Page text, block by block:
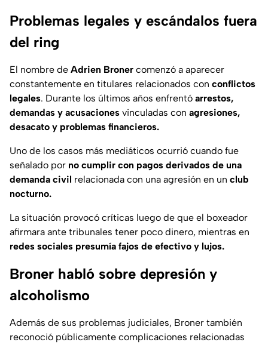
Problemas legales y escándalos fuera
del ring
El nombre de Adrien Broner comenzó a aparecer
constantemente en titulares relacionados con conflictos
legales. Durante los últimos años enfrentó arrestos,
demandas y acusaciones vinculadas con agresiones,
desacato y problemas financieros.
Uno de los casos más mediáticos ocurrió cuando fue
señalado por no cumplir con pagos derivados de una
demanda civil relacionada con una agresión en un club
nocturno.
La situación provocó críticas luego de que el boxeador
afirmara ante tribunales tener poco dinero, mientras en
redes sociales presumía fajos de efectivo y lujos.
Broner habló sobre depresión y
alcoholismo
Además de sus problemas judiciales, Broner también
reconoció públicamente complicaciones relacionadas